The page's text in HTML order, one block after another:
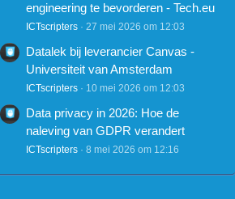
engineering te bevorderen - Tech.eu
ICTscripters 27 mei 2026 om 12:03
Datalek bij leverancier Canvas -
Universiteit van Amsterdam
ICTscripters 10 mei 2026 om 12:03
Data privacy in 2026: Hoe de
naleving van GDPR verandert
ICTscripters 8 mei 2026 om 12:16